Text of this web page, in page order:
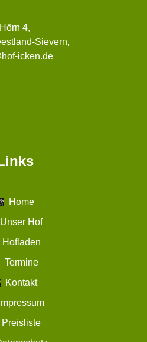
Hörn 4,
Sievern,
icken.de
Home
Unser Hof
Hofladen
Termine
Kontakt
Impressum
Preisliste